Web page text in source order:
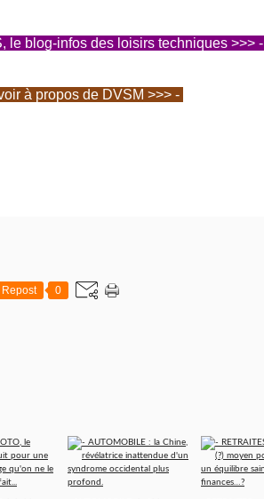
le blog-infos des loisirs techniques >>> -
à propos de DVSM >>> -
Repost 0